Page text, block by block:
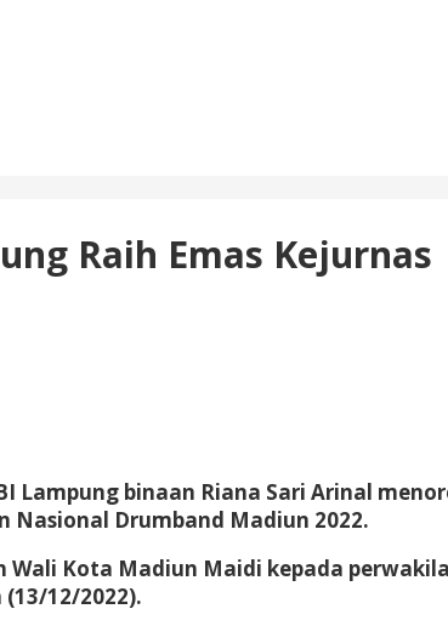
Raih Emas Kejurnas
Lampung binaan Riana Sari Arinal
Nasional Drumband Madiun 2022.
Wali Kota Madiun Maidi kepada
12/2022).